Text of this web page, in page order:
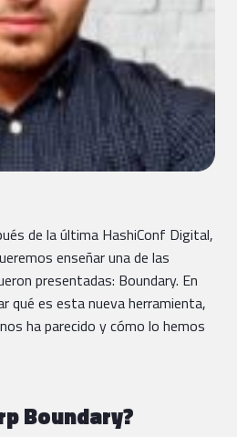
de la última HashiConf Digital,
enseñar una de las
presentadas: Boundary. En
qué es esta nueva herramienta,
ha parecido y cómo lo hemos
Boundary?